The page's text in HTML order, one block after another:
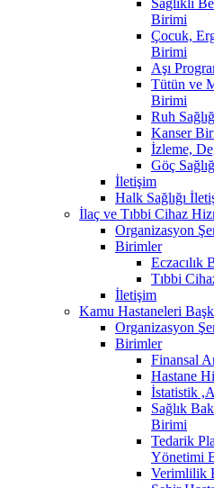
Birimi
Çocuk,
Birimi
Aşı
Tütün ve
Birimi
Ruh
Kanser
İzleme,
Göç
İletişim
Halk Sağlığı
İlaç ve Tıbbi Cihaz
Organizasyon
Birimler
Eczacılık
Tıbbi
İletişim
Kamu Hastaneleri
Organizasyon
Birimler
Finansal
Hastane
İstatistik
Sağlık
Birimi
Tedarik
Yönetimi
Verimlilik